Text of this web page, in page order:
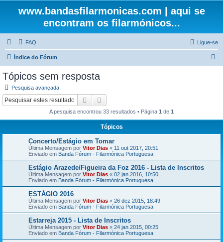
www.bandasfilarmonicas.com | aqui se
encontram os filarmónicos...
FAQ Ligue-se
Índice do Fórum
Tópicos sem resposta
Pesquisa avançada
Pesquisar
A pesquisa encontrou 33 resultados • Página 1 de 1
Tópicos
Concerto/Estágio em Tomar
Última Mensagem por Vitor Dias « 11 out 2017, 20:51
Enviado em Banda Fórum - Filarmónica Portuguesa
Estágio Arazede/Figueira da Foz 2016 - Lista de Inscritos
Última Mensagem por Vitor Dias « 02 jan 2016, 10:50
Enviado em Banda Fórum - Filarmónica Portuguesa
ESTÁGIO 2016
Última Mensagem por Vitor Dias « 26 dez 2015, 18:49
Enviado em Banda Fórum - Filarmónica Portuguesa
Estarreja 2015 - Lista de Inscritos
Última Mensagem por Vitor Dias « 24 jan 2015, 00:25
Enviado em Banda Fórum - Filarmónica Portuguesa